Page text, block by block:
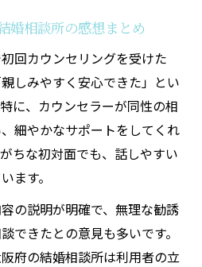
婚相談所の感想まとめ
回カウンセリングを受けた
しみやすく安心できた」とい
に、カウンセラーが同性の相
細やかなサポートをしてくれ
ちな初対面でも、話しやすい
ます。
の説明が明確で、無理な勧誘
できたとの意見も多いです。
府の結婚相談所は利用者の立